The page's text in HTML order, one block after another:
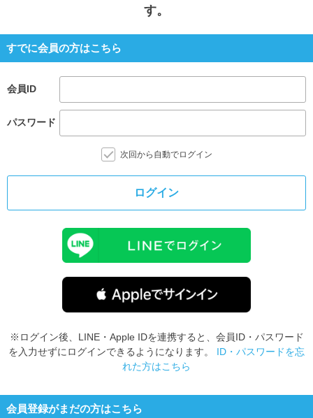
す。
すでに会員の方はこちら
会員ID
パスワード
次回から自動でログイン
ログイン
※ログイン後、LINE・Apple IDを連携すると、会員ID・パスワード
を入力せずにログインできるようになります。 ID・パスワードを忘
れた方はこちら
会員登録がまだの方はこちら